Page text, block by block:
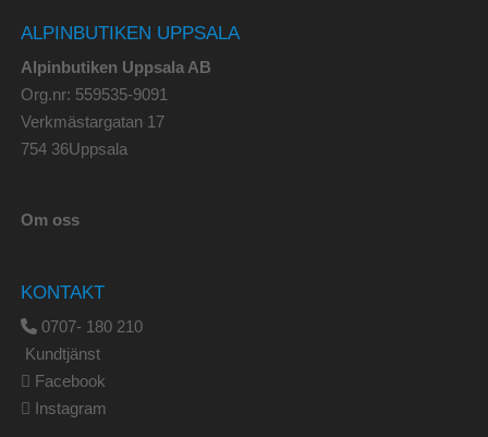
ALPINBUTIKEN UPPSALA
Alpinbutiken Uppsala AB
Org.nr: 559535-9091
Verkmästargatan 17
754 36Uppsala
Om oss
KONTAKT
0707- 180 210
Kundtjänst
Facebook
Instagram